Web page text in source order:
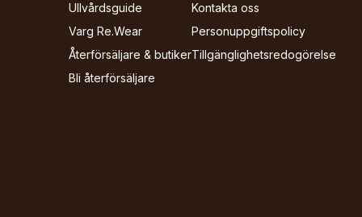
Ullvårdsguide
Varg Re.Wear
Återförsäljare & butiker
Bli återförsäljare
Kontakta oss
Personuppgiftspolicy
Tillgänglighets­redogörelse